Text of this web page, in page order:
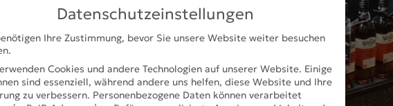
Datenschutzeinstellungen
Ihre Zustimmung, bevor Sie unsere Website weiter besuchen
Cookies und andere Technologien auf unserer Website. Einige
sind essenziell, während andere uns helfen, diese Website und Ihre
zu verbessern. Personenbezogene Daten können verarbeitet